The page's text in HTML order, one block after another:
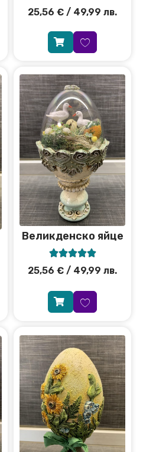
25,56 € / 49,99 лв.
Великденско яйце

25,56 € / 49,99 лв.